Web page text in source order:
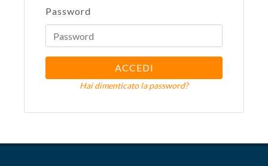
Password
ACCEDI
Hai dimenticato la password?